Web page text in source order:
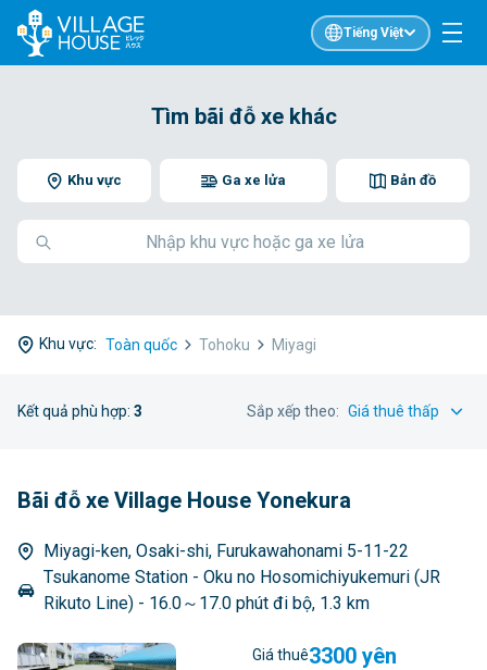
Tiếng Việt
Tìm bãi đỗ xe khác
Khu vực Bản đồ
Ga xe lửa
Khu vực: Toàn quốc Tohoku Miyagi
Kết quả phù hợp: 3 Sắp xếp theo:
Bãi đỗ xe Village House Yonekura
Miyagi-ken, Osaki-shi, Furukawahonami 5-11-22
Tsukanome Station - Oku no Hosomichiyukemuri (JR
Rikuto Line) - 16.0～17.0 phút đi bộ, 1.3 km
Giá thuê3300 yên